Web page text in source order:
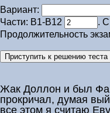
Вариант:
Части: В1-В12
.
Продолжительность
Жак Доллон и был
прокричал, думая
все этом я считаю